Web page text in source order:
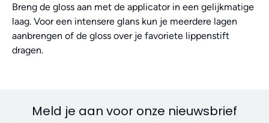
Breng de gloss aan met de applicator in een gelijkmatige
laag. Voor een intensere glans kun je meerdere lagen
aanbrengen of de gloss over je favoriete lippenstift
dragen.
Meld je aan voor onze nieuwsbrief